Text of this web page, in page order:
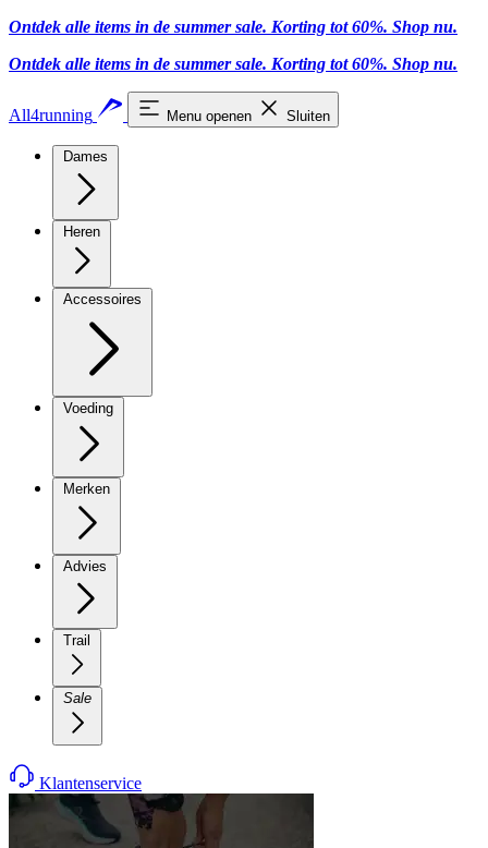
Ontdek alle items in de summer sale. Korting tot 60%. Shop nu.
Ontdek alle items in de summer sale. Korting tot 60%. Shop nu.
All4running Menu openen Sluiten
Dames
Heren
Accessoires
Voeding
Merken
Advies
Trail
Sale
Klantenservice